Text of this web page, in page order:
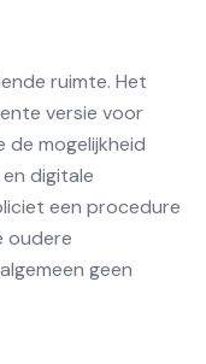
ruimte. Het
versie voor
de mogelijkheid
digitale
een procedure
oudere
geen